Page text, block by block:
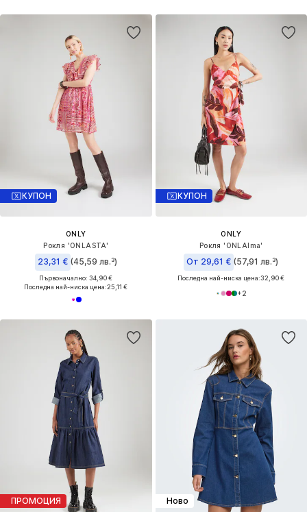
КУПОН
ONLY
Рокля 'ONLASTA'
23,31 € (45,59 лв.³)
Първоначално: 34,90 €
Последна най-ниска цена:25,11 €
КУПОН
ONLY
Рокля 'ONLAlma'
От 29,61 € (57,91 лв.³)
Последна най-ниска цена:32,90 €
+2
ПРОМОЦИЯ Ново